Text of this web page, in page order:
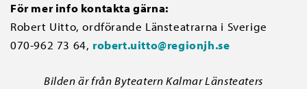
För mer info kontakta gärna:
Robert Uitto, ordförande Länsteatrarna i Sverige
070-962 73 64, robert.uitto@regionjh.se
Bilden är från Byteatern Kalmar Länsteaters